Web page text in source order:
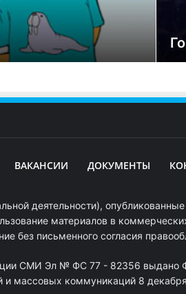
ВАКАНСИИ ДОКУМЕНТЫ
деятельности),
материалов в
без письменного согласия
СМИ Эл № ФС 77 - 82356 выдано
и массовых коммуникаций 8